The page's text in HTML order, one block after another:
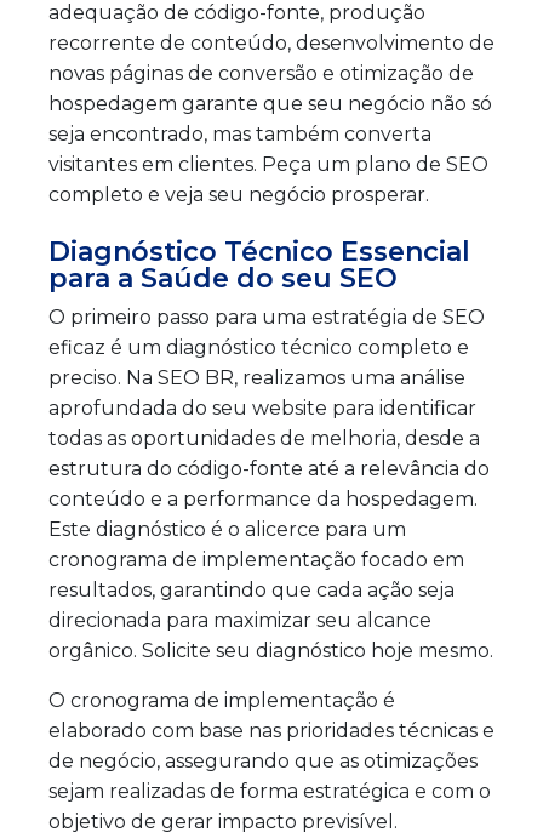
adequação de código-fonte, produção
recorrente de conteúdo, desenvolvimento de
novas páginas de conversão e otimização de
hospedagem garante que seu negócio não só
seja encontrado, mas também converta
visitantes em clientes. Peça um plano de SEO
completo e veja seu negócio prosperar.
Diagnóstico Técnico Essencial
para a Saúde do seu SEO
O primeiro passo para uma estratégia de SEO
eficaz é um diagnóstico técnico completo e
preciso. Na SEO BR, realizamos uma análise
aprofundada do seu website para identificar
todas as oportunidades de melhoria, desde a
estrutura do código-fonte até a relevância do
conteúdo e a performance da hospedagem.
Este diagnóstico é o alicerce para um
cronograma de implementação focado em
resultados, garantindo que cada ação seja
direcionada para maximizar seu alcance
orgânico. Solicite seu diagnóstico hoje mesmo.
O cronograma de implementação é
elaborado com base nas prioridades técnicas e
de negócio, assegurando que as otimizações
sejam realizadas de forma estratégica e com o
objetivo de gerar impacto previsível.